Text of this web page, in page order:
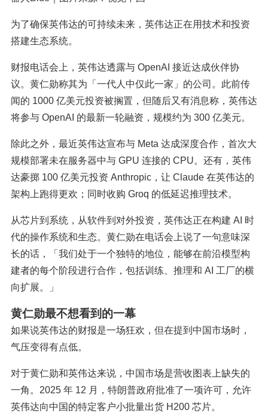
为了确保英伟达的可持续未来，英伟达正在用技术和投资
搭建生态系统。
财报电话会上，英伟达透露与 OpenAI 接近达成伙伴协
议。黄仁勋称其为「一代人中仅此一家」的公司。此前传
闻的 1000 亿美元投资被搁置，但随后又有消息称，英伟达
将参与 OpenAI 的最新一轮融资，规模约为 300 亿美元。
除此之外，最近英伟达宣布与 Meta 达成深度合作，首次大
规模部署未在服务器中与 GPU 连接的 CPU。还有，英伟
达豪掷 100 亿美元投资 Anthropic，让 Claude 在英伟达的
架构上跑得更欢；同时收购 Groq 的低延迟推理技术。
从芯片到系统，从软件到对外投资，英伟达正在构建 AI 时
代的操作系统和生态。黄仁勋在电话会上说了一句意味深
长的话，「我们处于一个独特的地位，能够在前沿模型构
建者的每个阶段进行合作，包括训练、推理和 AI 工厂的横
向扩展。」
黄仁勋最不想看到的一幕
如果说英伟达的财报是一场狂欢，但在提到中国市场时，
气压变得有点低。
对于黄仁勋和英伟达来说，中国市场是营收图表上缺失的
一角。2025 年 12 月，特朗普政府批准了一项许可，允许
英伟达向中国的特定客户小批量出货 H200 芯片。